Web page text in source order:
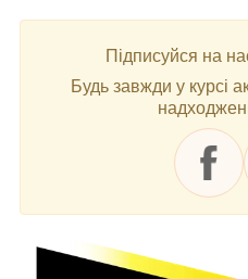
Підписуйся на
Будь завжди у курсі